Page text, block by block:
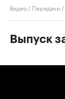
Видео / Передачи /
Выпуск